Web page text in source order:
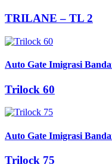
TRILANE – TL 2
Auto Gate Imigrasi
Trilock 60
Auto Gate Imigrasi
Trilock 75